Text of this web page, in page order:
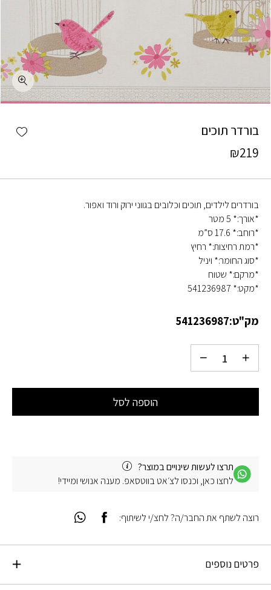
בורדר תוכים
₪219
בורדרים לילדים, תוכים וכלובים בגווני ירוק ורוד ואפור.
*אורך:* 5 מטר
*רוחב:* 17.6 ס”מ
*רמת רחיצות:* רחיץ
*סוג החומר:* ויניל
*מרקם:* שטוח
*מקט:* 541236987
מק"ט:541236987
הוספה לסל
תרצו לעשות שינויים במוצר?
לחצו כאן, וכנסו לצ׳אט בווטסאפ. מענה אנושי ומיידי!
פרטים נוספים
רוצה לשתף את החבר/ה? לחצ/י לשיתוף: